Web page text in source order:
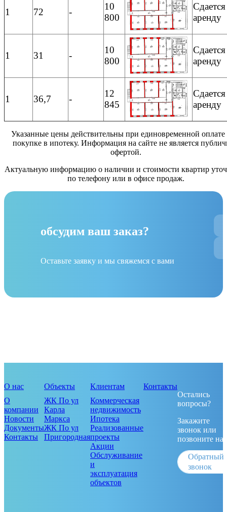
1 72 -
10
800
аренду
1 31 -
10
800
аренду
1 36,7 -
12
845
аренду
Указанные цены действительны при единовременной
покупке в ипотеку. Информация на сайте не является
офертой.
Актуальную информацию о наличии и стоимости квартир
по телефону или в офисе продаж.
обсудим ваш заказ?
Оставьте заявку и мы свяжемся с вами
О нас
О
компании
Новости
Документы
Контакты
Объекты
ЖК По ул
Карла
Маркса
ЖК По ул
Пригородная
Клиентам
Коммерческая
недвижимость
Ипотека
Реализованные
проекты
Акции
Обслуживание
и
эксплуатация
объектов
Контакты
Остались
вопросы?
Закажите
звонок или
позвоните
Обратный
звонок